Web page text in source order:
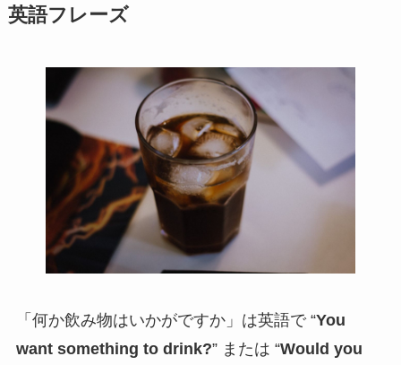
英語フレーズ
「何か飲み物はいかがですか」は英語で “You
want something to drink?” または “Would you